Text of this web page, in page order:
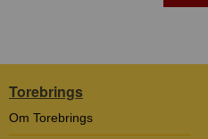
Torebrings
Om Torebrings